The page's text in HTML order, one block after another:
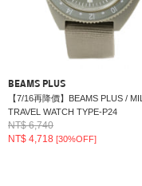
BEAMS PLUS
【7/16再降價】BEAMS PLUS / MIL
TRAVEL WATCH TYPE-P24
NT$ 6,740
NT$ 4,718 [30%OFF]